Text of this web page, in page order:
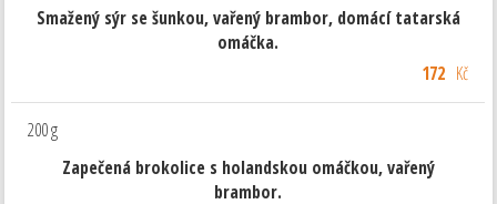
Smažený sýr se šunkou, vařený brambor, domácí tatarská
omáčka.
172 Kč
200 g
Zapečená brokolice s holandskou omáčkou, vařený
brambor.